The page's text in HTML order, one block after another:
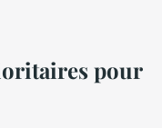
pour